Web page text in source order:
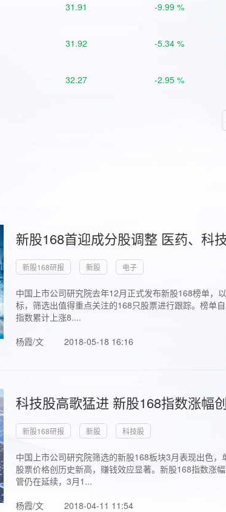
31.91 -9.99 %
31.92 -5.34 %
32.27 -2.95 %
新股168首迎成分股调整 医药、科
新股168研报 新股 电子
中国上市公司研究院去年12月正式发布新股168榜单，
标，筛选出值得重点关注的168只股票进行跟踪。榜单
指数累计上涨8....
杨霞/文
2018-05-18 16:16
科技股高歌猛进 新股168指数涨幅
新股168研报 新股 科技股
中国上市公司研究院筛选的新股168板块3月表现出色
股票价格创历史新高，赚钱效应显著。新股168指数涨
管仍在延续，3月1...
杨霞/文
2018-04-11 11:54